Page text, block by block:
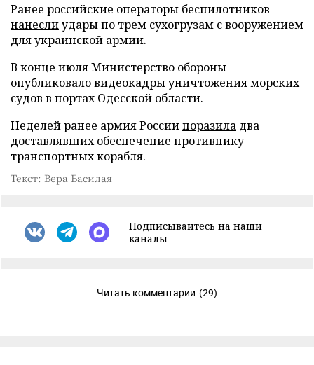
Ранее российские операторы беспилотников
нанеслиудары по трем сухогрузам с вооружением
для украинской армии.
В конце июля Министерство обороны
опубликоваловидеокадры уничтожения морских
судов в портах Одесской области.
Неделей ранее армия Россиипоразила два
доставлявших обеспечение противнику
транспортных корабля.
Текст: Вера Басилая
Подписывайтесь на наши
каналы
Читать комментарии (29)